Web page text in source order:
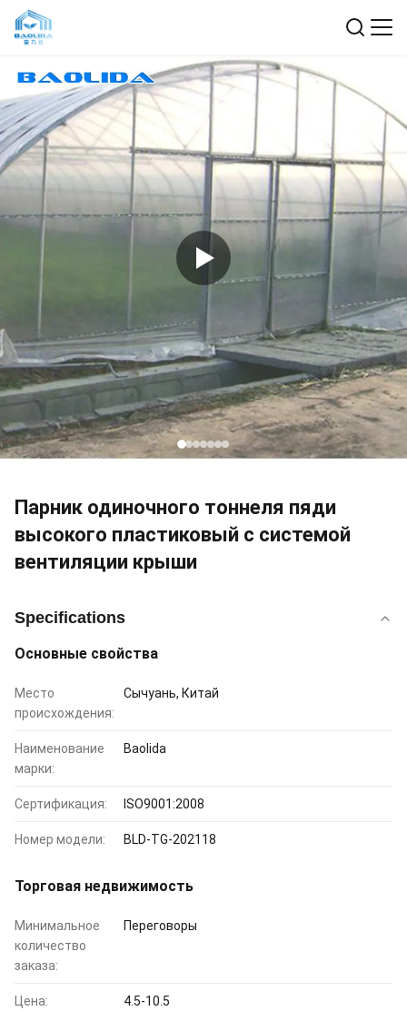
Парник одиночного тоннеля пяди
высокого пластиковый с системой
вентиляции крыши
Specifications
Основные свойства
Место
происхождения:
Сычуань, Китай
Наименование
марки:
Baolida
Сертификация: ISO9001:2008
Номер модели: BLD-TG-202118
Торговая недвижимость
Минимальное
количество
заказа:
Переговоры
Цена: 4.5-10.5